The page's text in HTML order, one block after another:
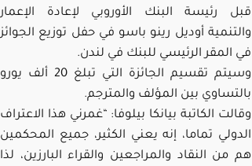
قبل رئيسة البنك الأوروبي لإعادة الإعمار
والتنمية أوديل رينو باسو في حفل توزيع الجوائز
في المقر الرئيسي للبنك في لندن.
وسيتم تقسيم الجائزة التي تبلغ 20 ألف يورو
بالتساوي بين المؤلف والمترجم.
وقالت الكاتبة بيانكا بيلوفا: “غمرني هذا الاعتراف
الدولي تماما، إنه يعني الكثير، جميع المحكمين
هم من النقاد والمراجعين والقراء البارزين، لذا